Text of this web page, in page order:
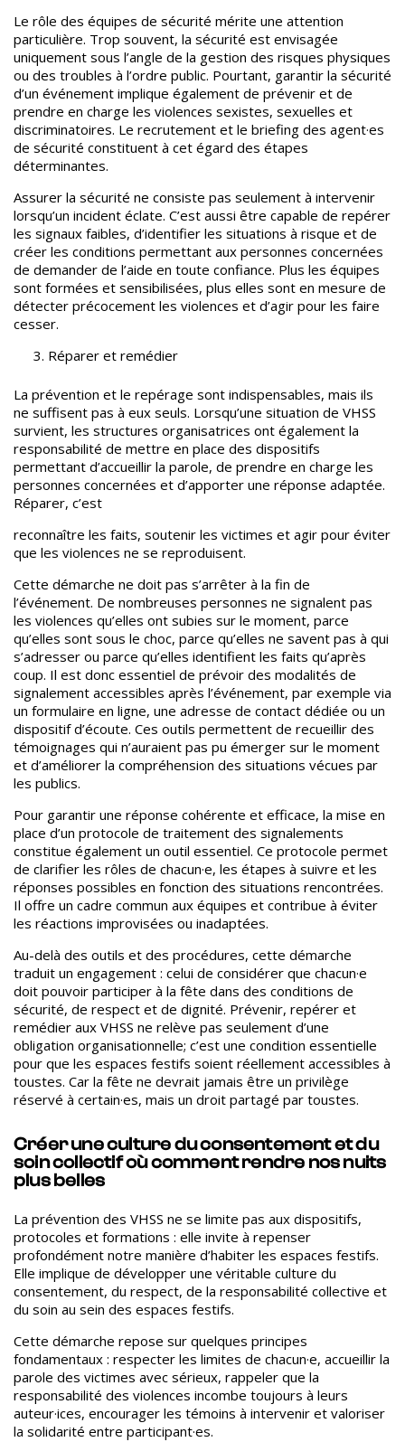
Le rôle des équipes de sécurité mérite une attention
particulière. Trop souvent, la sécurité est envisagée
uniquement sous l’angle de la gestion des risques physiques
ou des troubles à l’ordre public. Pourtant, garantir la sécurité
d’un événement implique également de prévenir et de
prendre en charge les violences sexistes, sexuelles et
discriminatoires. Le recrutement et le briefing des agent·es
de sécurité constituent à cet égard des étapes
déterminantes.
Assurer la sécurité ne consiste pas seulement à intervenir
lorsqu’un incident éclate. C’est aussi être capable de repérer
les signaux faibles, d’identifier les situations à risque et de
créer les conditions permettant aux personnes concernées
de demander de l’aide en toute confiance. Plus les équipes
sont formées et sensibilisées, plus elles sont en mesure de
détecter précocement les violences et d’agir pour les faire
cesser.
Réparer et remédier
La prévention et le repérage sont indispensables, mais ils
ne suffisent pas à eux seuls. Lorsqu’une situation de VHSS
survient, les structures organisatrices ont également la
responsabilité de mettre en place des dispositifs
permettant d’accueillir la parole, de prendre en charge les
personnes concernées et d’apporter une réponse adaptée.
Réparer, c’est
reconnaître les faits, soutenir les victimes et agir pour éviter
que les violences ne se reproduisent.
Cette démarche ne doit pas s’arrêter à la fin de
l’événement. De nombreuses personnes ne signalent pas
les violences qu’elles ont subies sur le moment, parce
qu’elles sont sous le choc, parce qu’elles ne savent pas à qui
s’adresser ou parce qu’elles identifient les faits qu’après
coup. Il est donc essentiel de prévoir des modalités de
signalement accessibles après l’événement, par exemple via
un formulaire en ligne, une adresse de contact dédiée ou un
dispositif d’écoute. Ces outils permettent de recueillir des
témoignages qui n’auraient pas pu émerger sur le moment
et d’améliorer la compréhension des situations vécues par
les publics.
Pour garantir une réponse cohérente et efficace, la mise en
place d’un protocole de traitement des signalements
constitue également un outil essentiel. Ce protocole permet
de clarifier les rôles de chacun·e, les étapes à suivre et les
réponses possibles en fonction des situations rencontrées.
Il offre un cadre commun aux équipes et contribue à éviter
les réactions improvisées ou inadaptées.
Au-delà des outils et des procédures, cette démarche
traduit un engagement : celui de considérer que chacun·e
doit pouvoir participer à la fête dans des conditions de
sécurité, de respect et de dignité. Prévenir, repérer et
remédier aux VHSS ne relève pas seulement d’une
obligation organisationnelle; c’est une condition essentielle
pour que les espaces festifs soient réellement accessibles à
toustes. Car la fête ne devrait jamais être un privilège
réservé à certain·es, mais un droit partagé par toustes.
Créer une culture du consentement et du
soin collectif où comment rendre nos nuits
plus belles
La prévention des VHSS ne se limite pas aux dispositifs,
protocoles et formations : elle invite à repenser
profondément notre manière d’habiter les espaces festifs.
Elle implique de développer une véritable culture du
consentement, du respect, de la responsabilité collective et
du soin au sein des espaces festifs.
Cette démarche repose sur quelques principes
fondamentaux : respecter les limites de chacun·e, accueillir la
parole des victimes avec sérieux, rappeler que la
responsabilité des violences incombe toujours à leurs
auteur·ices, encourager les témoins à intervenir et valoriser
la solidarité entre participant·es.